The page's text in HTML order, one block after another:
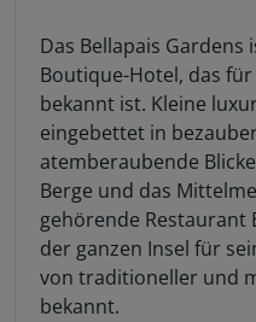
Das Bellapais Gardens
Boutique-Hotel, das
bekannt ist. Kleine
eingebettet in
atemberaubende
Berge und das
gehörende Restaurant
der ganzen Insel für
von traditioneller und
bekannt.